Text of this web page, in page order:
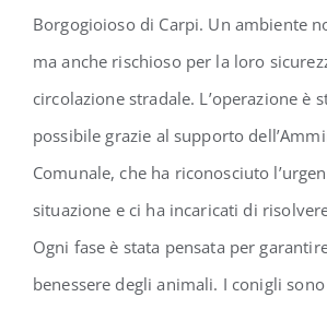
Borgogioioso di Carpi. Un ambiente
ma anche rischioso per la loro
circolazione stradale. L’operazione è
possibile grazie al supporto
Comunale, che ha riconosciuto
situazione e ci ha incaricati di
Ogni fase è stata pensata per
benessere degli animali. I conigli